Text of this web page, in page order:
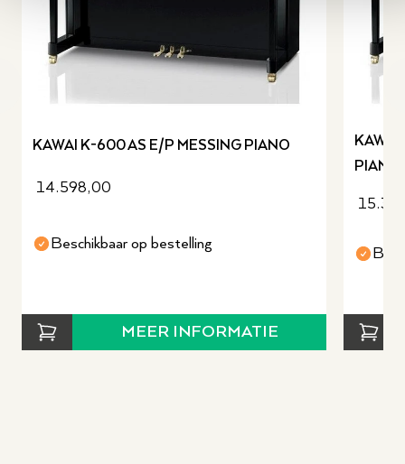
KAWAI K-600 AS E/P MESSING PIANO
14.598,00
Beschikbaar op bestelling
MEER INFORMATIE
PIANO